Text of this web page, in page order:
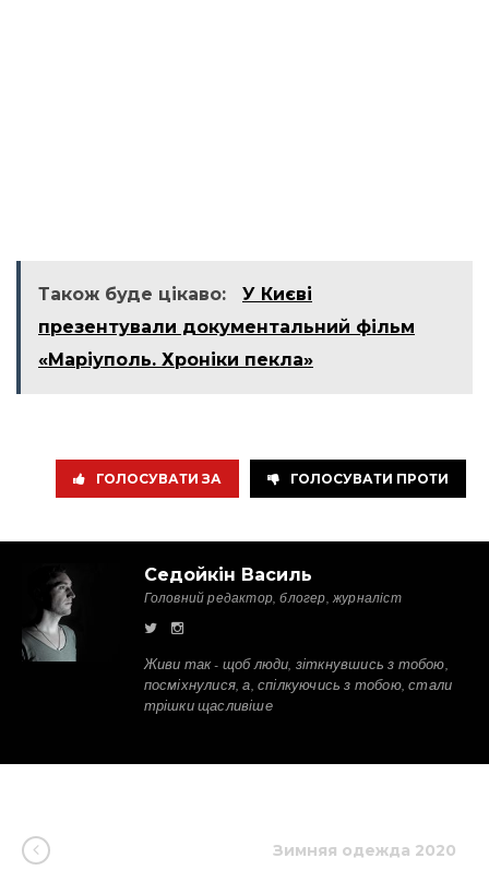
Також буде цікаво:
У Києві
презентували документальний фільм
«Маріуполь. Хроніки пекла»
ГОЛОСУВАТИ ЗА ГОЛОСУВАТИ ПРОТИ
Седойкін Василь
Головний редактор, блогер, журналіст
Живи так - щоб люди, зіткнувшись з тобою,
посміхнулися, а, спілкуючись з тобою, стали
трішки щасливіше
Зимняя одежда 2020